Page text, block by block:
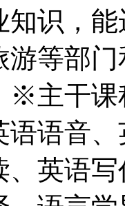
知识，
游等部
干课
语语音
、英语